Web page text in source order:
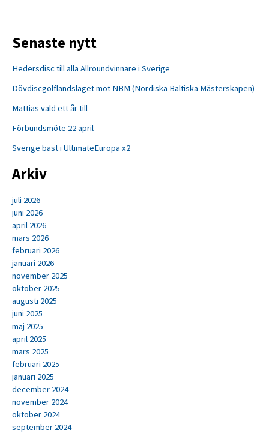
Senaste nytt
Hedersdisc till alla Allroundvinnare i Sverige
Dövdiscgolflandslaget mot NBM (Nordiska Baltiska Mästerskapen)
Mattias vald ett år till
Förbundsmöte 22 april
Sverige bäst i UltimateEuropa x2
Arkiv
juli 2026
juni 2026
april 2026
mars 2026
februari 2026
januari 2026
november 2025
oktober 2025
augusti 2025
juni 2025
maj 2025
april 2025
mars 2025
februari 2025
januari 2025
december 2024
november 2024
oktober 2024
september 2024